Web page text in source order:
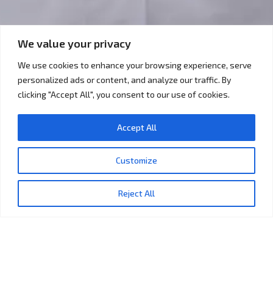
We value your privacy
We use cookies to enhance your browsing experience, serve
personalized ads or content, and analyze our traffic. By
clicking "Accept All", you consent to our use of cookies.
Customize
Reject All
Accept All
บริการของเมืองนวัตกรรมอาหาร
Food Innopolis ให้บริการแบบจุดเดียวเบ็ดเสร็จ
(One Stop Service) เพื่ออำนวยความสะดวกให้แก่ ผู้
ประกอบการในการเข้าถึงข้อมูล แหล่งทรัพยากร และ
บริการต่าง ๆ ที่เกี่ยวข้อง และสนับสนุนให้เกิดการวิจัย
พัฒนา และนวัตกรรมแก่ผู้ประกอบการให้สามารถ
สร้างสรรค์สินค้า ผลิตภัณฑ์ และบริการมูลค่าเพิ่มสูง